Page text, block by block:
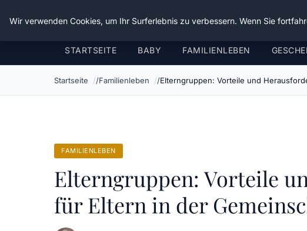
Verflixt-und-aufgetrennt.de
STARTSEITE BABY FAMILIENLEBEN
Startseite Familienleben Elterngruppen: Vorteile und
FAMILIENLEBEN
Elterngruppen: Vorteile
für Eltern in der
Wir verwenden Cookies, um Ihr Surferlebnis zu verbessern. Wenn Sie